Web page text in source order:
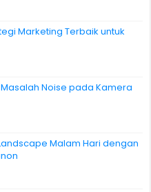
Marketing Terbaik untuk
Noise pada Kamera
Malam Hari dengan